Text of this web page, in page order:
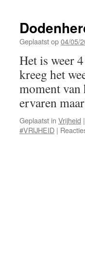
en
Geplaatst op04/05/
Het is weer
kreeg het
moment
ervaren
Geplaatst in Vrijheid |
#VRIJHEID |